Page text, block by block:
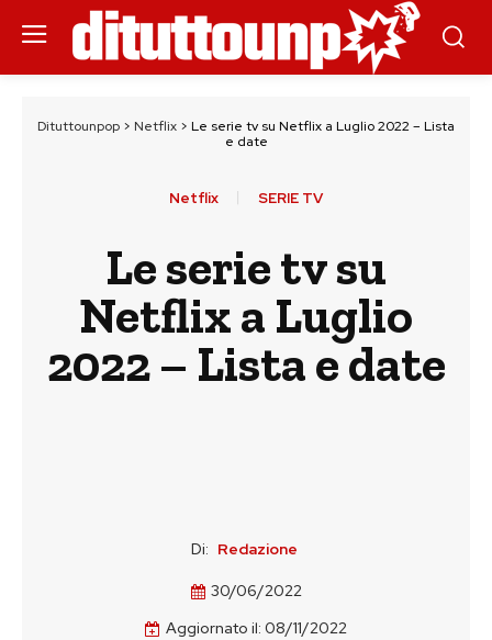
Dituttounpop > Netflix > Le serie tv su Netflix a Luglio 2022 – Lista
e date
Netflix SERIE TV
Le serie tv su
Netflix a Luglio
2022 – Lista e date
Di: Redazione
30/06/2022
Aggiornato il: 08/11/2022